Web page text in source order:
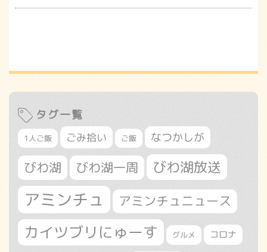
タグ一覧
1人ご飯 ごみ拾い ご飯 なつかしが
びわ湖 びわ湖一周 びわ湖放送
アミンチュ アミンチュニュース
カイツブリにゅーす グルメ コロナ